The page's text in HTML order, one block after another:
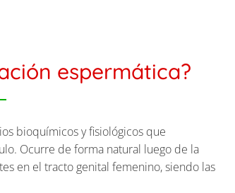
espermática?
bioquímicos y fisiológicos que
Ocurre de forma natural luego de la
en el tracto genital femenino, siendo las